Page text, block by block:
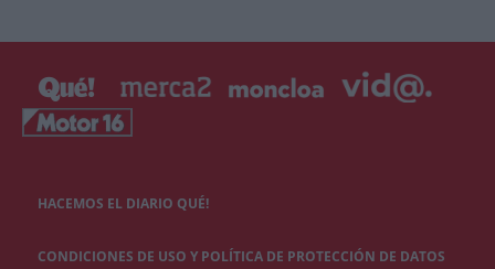
HACEMOS EL DIARIO QUÉ!
CONDICIONES DE USO Y POLÍTICA DE PROTECCIÓN DE DATOS